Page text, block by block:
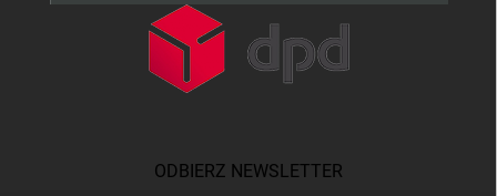
ODBIERZ NEWSLETTER